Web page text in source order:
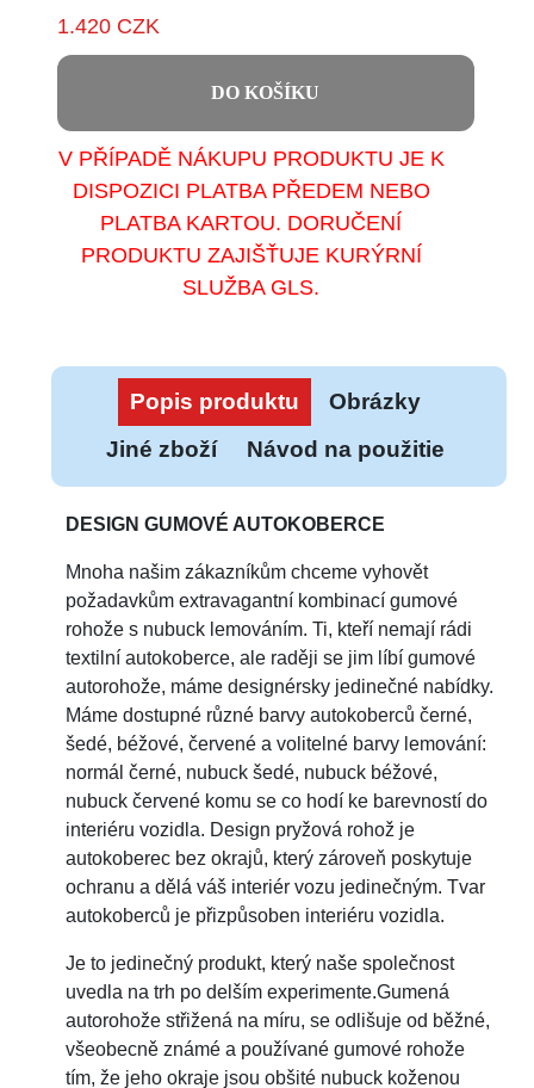
1.420 CZK
DO KOŠÍKU
V PŘÍPADĚ NÁKUPU PRODUKTU JE K
DISPOZICI PLATBA PŘEDEM NEBO
PLATBA KARTOU. DORUČENÍ
PRODUKTU ZAJIŠŤUJE KURÝRNÍ
SLUŽBA GLS.
Popis produktu
Obrázky
Jiné zboží
Návod na použitie
DESIGN GUMOVÉ AUTOKOBERCE
Mnoha našim zákazníkům chceme vyhovět
požadavkům extravagantní kombinací gumové
rohože s nubuck lemováním. Ti, kteří nemají rádi
textilní autokoberce, ale raději se jim líbí gumové
autorohože, máme designérsky jedinečné nabídky.
Máme dostupné různé barvy autokoberců černé,
šedé, béžové, červené a volitelné barvy lemování:
normál černé, nubuck šedé, nubuck béžové,
nubuck červené komu se co hodí ke barevností do
interiéru vozidla. Design pryžová rohož je
autokoberec bez okrajů, který zároveň poskytuje
ochranu a dělá váš interiér vozu jedinečným. Tvar
autokoberců je přizpůsoben interiéru vozidla.
Je to jedinečný produkt, který naše společnost
uvedla na trh po delším experimente.Gumená
autorohože střižená na míru, se odlišuje od běžné,
všeobecně známé a používané gumové rohože
tím, že jeho okraje jsou obšité nubuck koženou